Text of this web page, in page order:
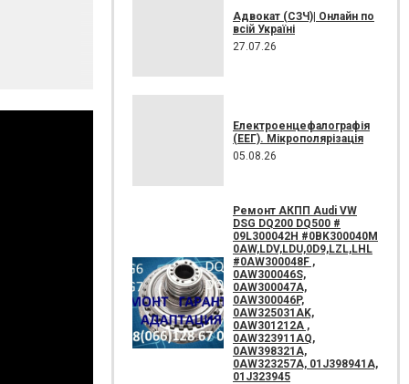
Адвокат (СЗЧ)| Онлайн по
всій Україні
27.07.26
Електроенцефалографія
(ЕЕГ). Мікрополярізація
05.08.26
Ремонт АКПП Audi VW
DSG DQ200 DQ500 #
09L300042H #0BK300040M
0AW,LDV,LDU,0D9,LZL,LHL
#0AW300048F ,
0AW300046S,
0AW300047A,
0AW300046P,
0AW325031AK,
0AW301212A ,
0AW323911AQ,
0AW398321A,
0AW323257A, 01J398941A,
01J323945